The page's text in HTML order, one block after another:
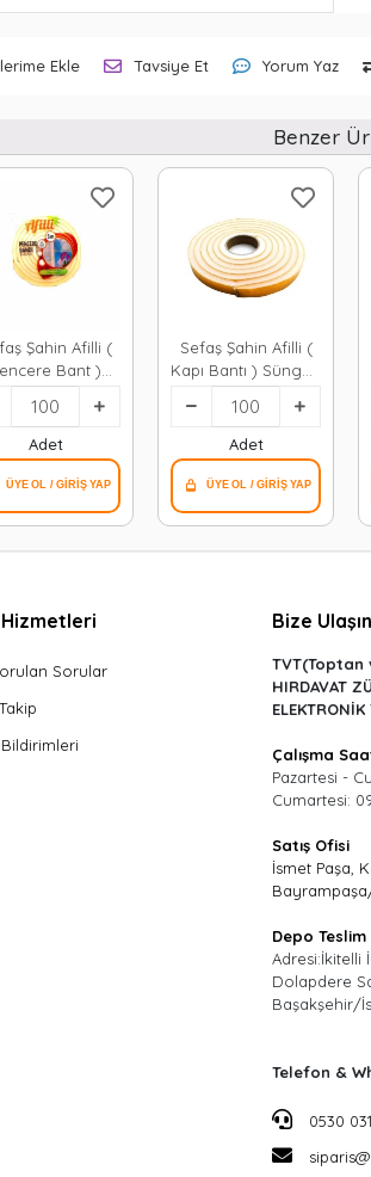
Ekle Tavsiye Et Yorum Yaz
Benzer
Afilli (
Bant )
Süngeri (
0.8mmx5mt ) (
Bandı )*100=k
Adet
Sefaş Şahin Afilli (
Kapı Bantı ) Süngeri
( 18mmx2.5mt ) (
Bandı )*100=k
Adet
Sorular
Bize Ulaşın
TVT(Toptan
HIRDAVAT
Çalışma
Pazartesi -
Cumartesi:
Satış Ofisi
İsmet Paşa,
Depo Teslim
Adresi:İkitelli
Dolapdere
Başakşehir/
Telefon &
0530